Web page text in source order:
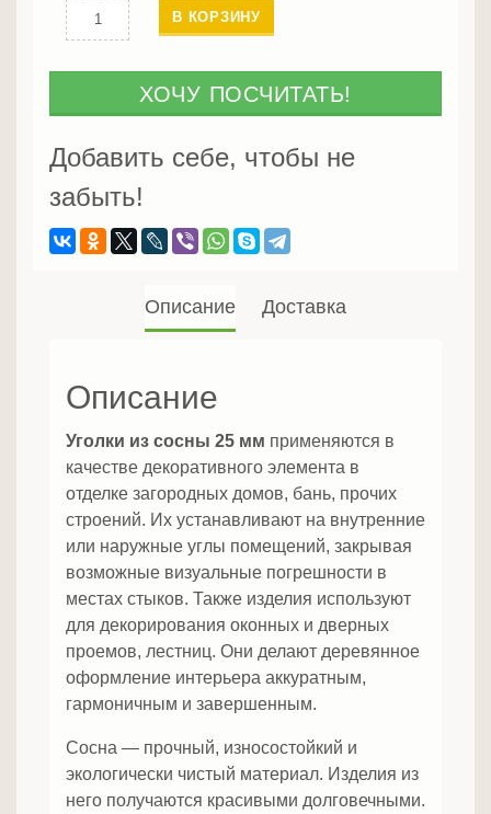
Количество
Уголки
25
В КОРЗИНУ
ХОЧУ ПОСЧИТАТЬ!
Добавить себе, чтобы не
забыть!
Описание Доставка
Описание
Уголки из сосны 25 мм применяются в
качестве декоративного элемента в
отделке загородных домов, бань, прочих
строений. Их устанавливают на внутренние
или наружные углы помещений, закрывая
возможные визуальные погрешности в
местах стыков. Также изделия используют
для декорирования оконных и дверных
проемов, лестниц. Они делают деревянное
оформление интерьера аккуратным,
гармоничным и завершенным.
Сосна — прочный, износостойкий и
экологически чистый материал. Изделия из
него получаются красивыми долговечными.